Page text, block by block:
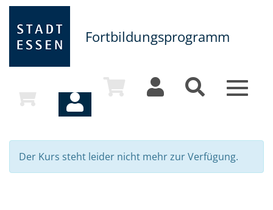
Fortbildungsprogramm
Toggle
Der Kurs steht leider nicht mehr zur Verfügung.